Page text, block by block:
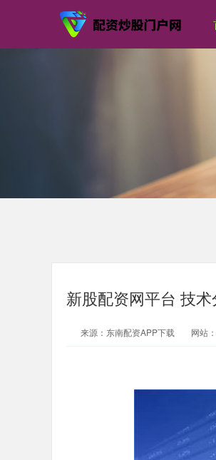
新股配资网平台 技
来源：东南配资APP下载 网站